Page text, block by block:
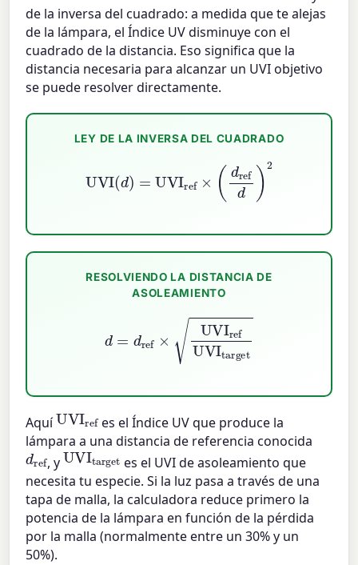
de la inversa del cuadrado: a medida que te alejas
de la lámpara, el Índice UV disminuye con el
cuadrado de la distancia. Eso significa que la
distancia necesaria para alcanzar un UVI objetivo
se puede resolver directamente.
LEY DE LA INVERSA DEL CUADRADO
ref 2
RESOLVIENDO LA DISTANCIA DE
ASOLEAMIENTO
refUVItarget
AquíUVIrefes el Índice UV que produce la
lámpara a una distancia de referencia conocida
dref, y
UVItarget
es el UVI de asoleamiento que
necesita tu especie. Si la luz pasa a través de una
tapa de malla, la calculadora reduce primero la
potencia de la lámpara en función de la pérdida
por la malla (normalmente entre un 30% y un
50%).